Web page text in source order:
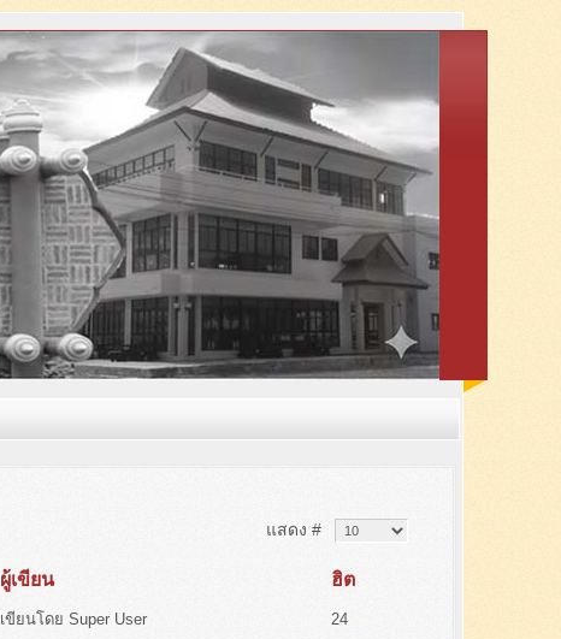
แสดง #
ผู้เขียน ฮิต
เขียนโดย Super User
24